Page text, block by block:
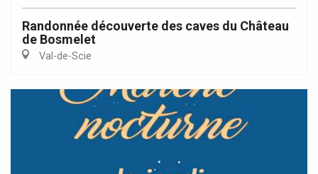
Randonnée découverte des caves du Château
de Bosmelet
Val-de-Scie